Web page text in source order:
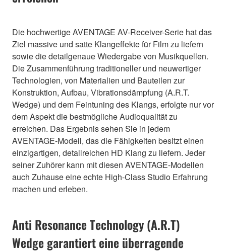
Die hochwertige AVENTAGE AV-Receiver-Serie hat das
Ziel massive und satte Klangeffekte für Film zu liefern
sowie die detailgenaue Wiedergabe von Musikquellen.
Die Zusammenführung traditioneller und neuwertiger
Technologien, von Materialien und Bauteilen zur
Konstruktion, Aufbau, Vibrationsdämpfung (A.R.T.
Wedge) und dem Feintuning des Klangs, erfolgte nur vor
dem Aspekt die bestmögliche Audioqualität zu
erreichen. Das Ergebnis sehen Sie in jedem
AVENTAGE-Modell, das die Fähigkeiten besitzt einen
einzigartigen, detailreichen HD Klang zu liefern. Jeder
seiner Zuhörer kann mit diesen AVENTAGE-Modellen
auch Zuhause eine echte High-Class Studio Erfahrung
machen und erleben.
Anti Resonance Technology (A.R.T)
Wedge garantiert eine überragende